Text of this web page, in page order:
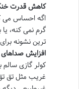
کاهش قدرت
اگه احساس می
گرم نمی کنه،
ترین نشونه
افزایش
کولر گازی
غریب مثل تق